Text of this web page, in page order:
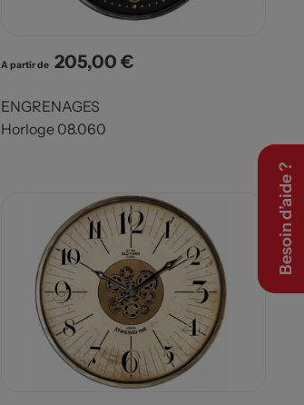
A partir de Prix
205,00 €
ENGRENAGES
Horloge 08.060
Besoin d’aide ?